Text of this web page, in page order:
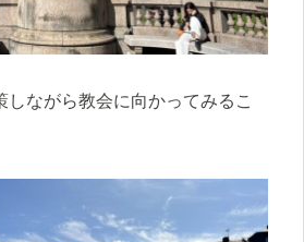
しながら教会に向かってみるこ